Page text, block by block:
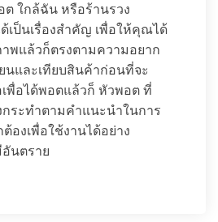
ต ใกล้ฉัน หรือร้านรวง
เป็นเรื่องสำคัญ เพื่อให้คุณได้
แล้วก็ตรงตามความอยาก
นและเทียบสินค้าก่อนที่จะ
พื่อได้พอตแล้วก็ หัวพอต ที่
กระทำตามคำแนะนำในการ
องเพื่อใช้งานได้อย่าง
นตราย